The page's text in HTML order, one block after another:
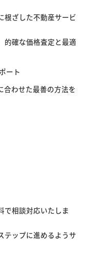
根ざした不動産サービ
的確な価格査定と最適
ート
合わせた最善の方法を
で相談対応いたしま
テップに進めるようサ